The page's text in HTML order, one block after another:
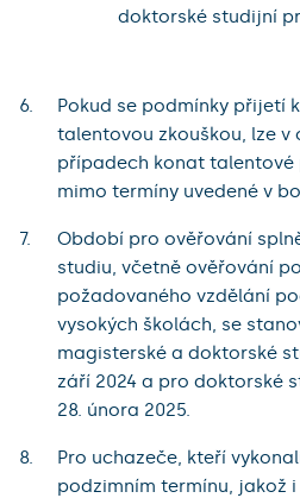
doktorské studijní
Pokud se podmínky přijetí
talentovou zkouškou, lze v
případech konat talentové
mimo termíny uvedené v
Období pro ověřování
studiu, včetně ověřování
požadovaného vzdělání
vysokých školách, se
magisterské a doktorské
září 2024 a pro doktorské
28. února 2025.
Pro uchazeče, kteří
podzimním termínu, jakož